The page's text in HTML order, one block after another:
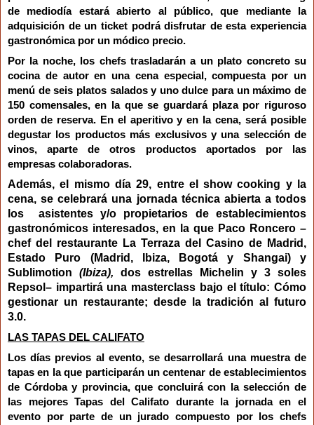
de mediodía estará abierto al público, que mediante la
adquisición de un ticket podrá disfrutar de esta experiencia
gastronómica por un módico precio.
Por la noche, los chefs trasladarán a un plato concreto su
cocina de autor en una cena especial ,compuesta por un
menú de seis platos salados y uno dulce para un máximo de
150 comensales,en la que se guardará plaza por riguroso
orden de reserva. En el aperitivo y en la cena, será posible
degustar
los productos más exclusivos y una selección de
vinos, aparte de otros productos aportados por las
empresas colaboradoras.
Además, el mismo día 29, entre el show cooking y la
cena, se celebrará una jornada técnicaabierta a todos
los asistentes y/o propietarios de establecimientos
gastronómicos interesados, en la que Paco Roncero –
chef del restaurante La Terraza del Casino de Madrid,
Estado Puro (Madrid, Ibiza, Bogotá y Shangai) y
Sublimotion (Ibiza), dos estrellas Michelin y 3 soles
Repsol – impartirá una masterclass bajo el título: Cómo
gestionar un restaurante; desde la tradición al futuro
3.0.
LAS TAPAS DEL CALIFATO
Los días previos al evento, se desarrollará una muestra de
tapas en la que participarán un centenar de establecimientos
de Córdoba y provincia, que concluirá con la selección de
las mejores Tapas del Califato durante la jornada en el
evento por parte de un jurado compuesto por los chefs